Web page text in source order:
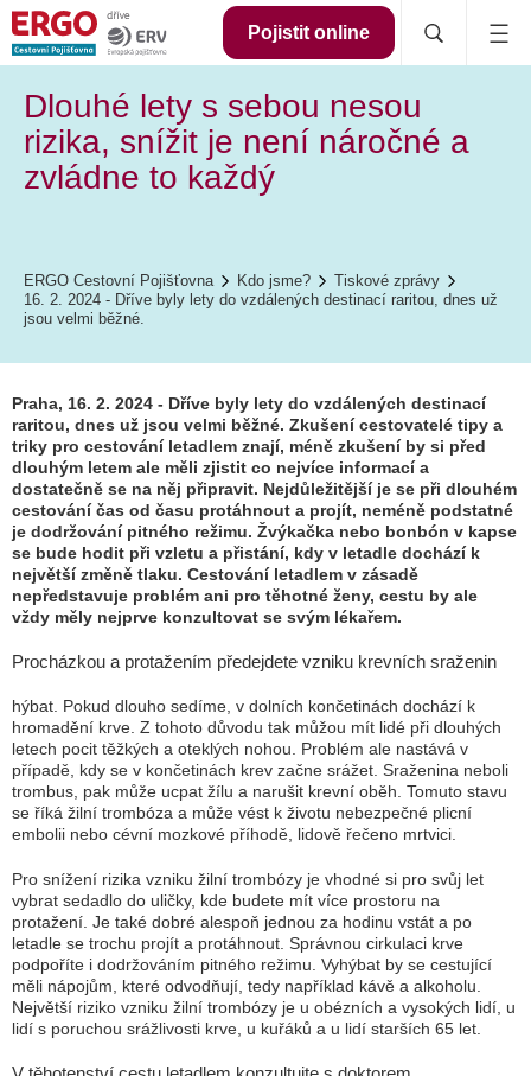
Pojistit online
Dlouhé lety s sebou nesou
rizika, snížit je není náročné a
zvládne to každý
ERGO Cestovní Pojišťovna Kdo jsme?
Tiskové zprávy
16. 2. 2024 - Dříve byly lety do vzdálených destinací raritou, dnes už
jsou velmi běžné.
Praha, 16. 2. 2024 - Dříve byly lety do vzdálených destinací
raritou, dnes už jsou velmi běžné. Zkušení cestovatelé tipy a
triky pro cestování letadlem znají, méně zkušení by si před
dlouhým letem ale měli zjistit co nejvíce informací a
dostatečně se na něj připravit. Nejdůležitější je se při dlouhém
cestování čas od času protáhnout a projít, neméně podstatné
je dodržování pitného režimu. Žvýkačka nebo bonbón v kapse
se bude hodit při vzletu a přistání, kdy v letadle dochází k
největší změně tlaku. Cestování letadlem v zásadě
nepředstavuje problém ani pro těhotné ženy, cestu by ale
vždy měly nejprve konzultovat se svým lékařem.
Procházkou a protažením předejdete vzniku krevních sraženin
hýbat. Pokud dlouho sedíme, v dolních končetinách dochází k
hromadění krve. Z tohoto důvodu tak můžou mít lidé při dlouhých
letech pocit těžkých a oteklých nohou. Problém ale nastává v
případě, kdy se v končetinách krev začne srážet. Sraženina neboli
trombus, pak může ucpat žílu a narušit krevní oběh. Tomuto stavu
se říká žilní trombóza a může vést k životu nebezpečné plicní
embolii nebo cévní mozkové příhodě, lidově řečeno mrtvici.
Pro snížení rizika vzniku žilní trombózy je vhodné si pro svůj let
vybrat sedadlo do uličky, kde budete mít více prostoru na
protažení. Je také dobré alespoň jednou za hodinu vstát a po
letadle se trochu projít a protáhnout. Správnou cirkulaci krve
podpoříte i dodržováním pitného režimu. Vyhýbat by se cestující
měli nápojům, které odvodňují, tedy například kávě a alkoholu.
Největší riziko vzniku žilní trombózy je u obézních a vysokých lidí, u
lidí s poruchou srážlivosti krve, u kuřáků a u lidí starších 65 let.